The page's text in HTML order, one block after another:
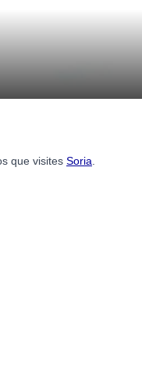
que visites Soria